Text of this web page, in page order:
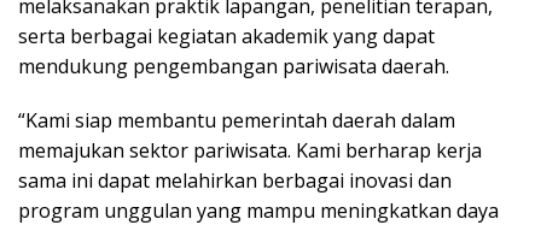
melaksanakan praktik lapangan, penelitian terapan,
serta berbagai kegiatan akademik yang dapat
mendukung pengembangan pariwisata daerah.
“Kami siap membantu pemerintah daerah dalam
memajukan sektor pariwisata. Kami berharap kerja
sama ini dapat melahirkan berbagai inovasi dan
program unggulan yang mampu meningkatkan daya